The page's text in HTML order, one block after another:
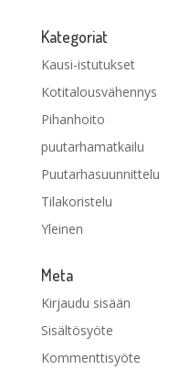
Kategoriat
Kausi-istutukset
Kotitalousvähennys
Pihanhoito
puutarhamatkailu
Puutarhasuunnittelu
Tilakoristelu
Yleinen
Meta
Kirjaudu sisään
Sisältösyöte
Kommenttisyöte